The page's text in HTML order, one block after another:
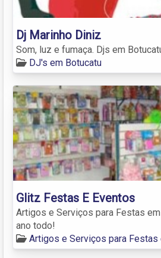
Dj Marinho Diniz
Som, luz e fumaça. Djs em
DJ's em Botucatu
Glitz Festas E Eventos
Artigos e Serviços para Festas
ano todo!
Artigos e Serviços para Festas